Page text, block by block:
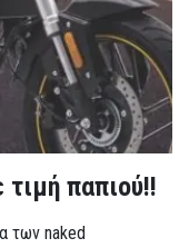
παπιού!!
των naked